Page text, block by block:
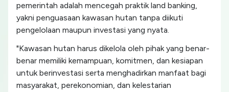
pemerintah adalah mencegah praktik land banking,
yakni penguasaan kawasan hutan tanpa diikuti
pengelolaan maupun investasi yang nyata.
"Kawasan hutan harus dikelola oleh pihak yang benar-
benar memiliki kemampuan, komitmen, dan kesiapan
untuk berinvestasi serta menghadirkan manfaat bagi
masyarakat, perekonomian, dan kelestarian